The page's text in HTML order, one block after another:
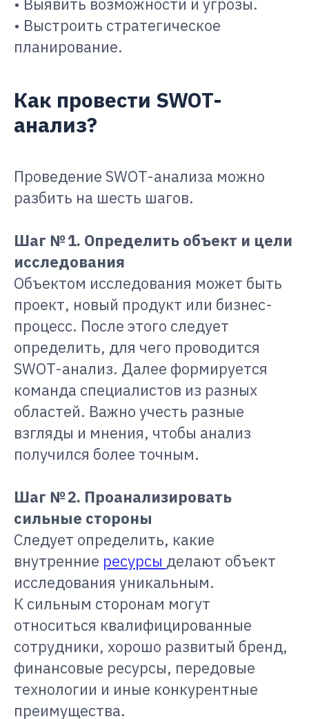
• Выстроить стратегическое
планирование.
Как провести SWOT-
анализ?
Проведение SWOT-анализа можно
разбить на шесть шагов.
Шаг № 1. Определить объект и цели
исследования
Объектом исследования может быть
проект, новый продукт или бизнес-
процесс. После этого следует
определить, для чего проводится
SWOT-анализ. Далее формируется
команда специалистов из разных
областей. Важно учесть разные
взгляды и мнения, чтобы анализ
получился более точным.
Шаг № 2. Проанализировать
сильные стороны
Следует определить, какие
внутренние ресурсы делают объект
исследования уникальным.
К сильным сторонам могут
относиться квалифицированные
сотрудники, хорошо развитый бренд,
финансовые ресурсы, передовые
технологии и иные конкурентные
преимущества.